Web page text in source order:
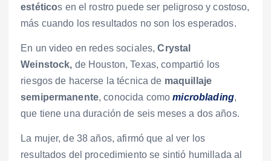
estéticos en el rostro puede ser peligroso y costoso,
más cuando los resultados no son los esperados.
En un video en redes sociales,Crystal
Weinstock, de Houston, Texas, compartió los
riesgos de hacerse la técnica de maquillaje
semipermanente, conocida comomicroblading,
que tiene una duración de seis meses a dos años.
La mujer, de 38 años, afirmó que al ver los
resultados del procedimiento se sintió humillada al